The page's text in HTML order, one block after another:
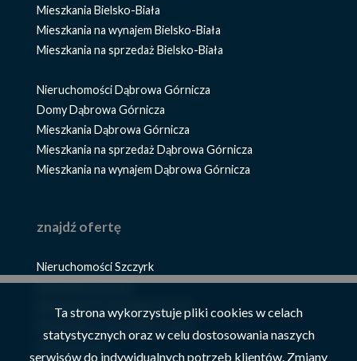
Mieszkania Bielsko-Biała
Mieszkania na wynajem Bielsko-Biała
Mieszkania na sprzedaż Bielsko-Biała
Nieruchomości Dąbrowa Górnicza
Domy Dąbrowa Górnicza
Mieszkania Dąbrowa Górnicza
Mieszkania na sprzedaż Dąbrowa Górnicza
Mieszkania na wynajem Dąbrowa Górnicza
znajdź ofertę
Nieruchomości Szczyrk
Mieszkania Szczyrk
Mieszkania na wynajem Szczyrk
Domy Szczyrk
Ta strona wykorzystuje pliki cookies w celach
statystycznych oraz w celu dostosowania naszych
serwisów do indywidualnych potrzeb klientów. Zmiany